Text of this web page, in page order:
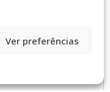
Ver preferências